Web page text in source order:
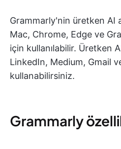
Grammarly'nin üretken AI
Mac, Chrome, Edge ve
için kullanılabilir. Üretken
LinkedIn, Medium, Gmail
kullanabilirsiniz.
Grammarly